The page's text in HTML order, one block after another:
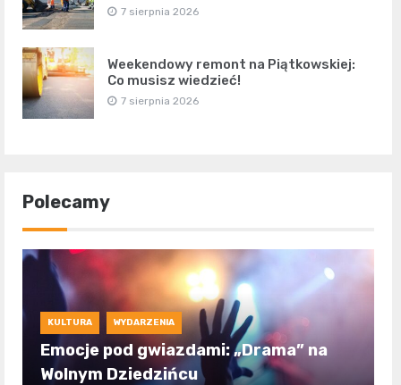
7 sierpnia 2026
Weekendowy remont na Piątkowskiej:
Co musisz wiedzieć!
7 sierpnia 2026
Polecamy
KULTURA WYDARZENIA
Emocje pod gwiazdami: „Drama” na
Wolnym Dziedzińcu